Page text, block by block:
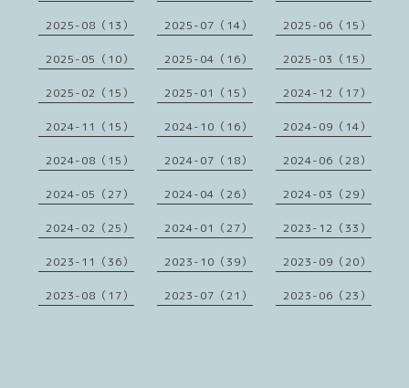
2025-08（13） 2025-07（14） 2025-06（15）
2025-05（10） 2025-04（16） 2025-03（15）
2025-02（15） 2025-01（15） 2024-12（17）
2024-11（15） 2024-10（16） 2024-09（14）
2024-08（15） 2024-07（18） 2024-06（28）
2024-05（27） 2024-04（26） 2024-03（29）
2024-02（25） 2024-01（27） 2023-12（33）
2023-11（36） 2023-10（39） 2023-09（20）
2023-08（17） 2023-07（21） 2023-06（23）